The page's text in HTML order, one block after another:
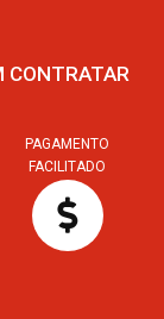
CONTRATAR
PAGAMENTO
FACILITADO